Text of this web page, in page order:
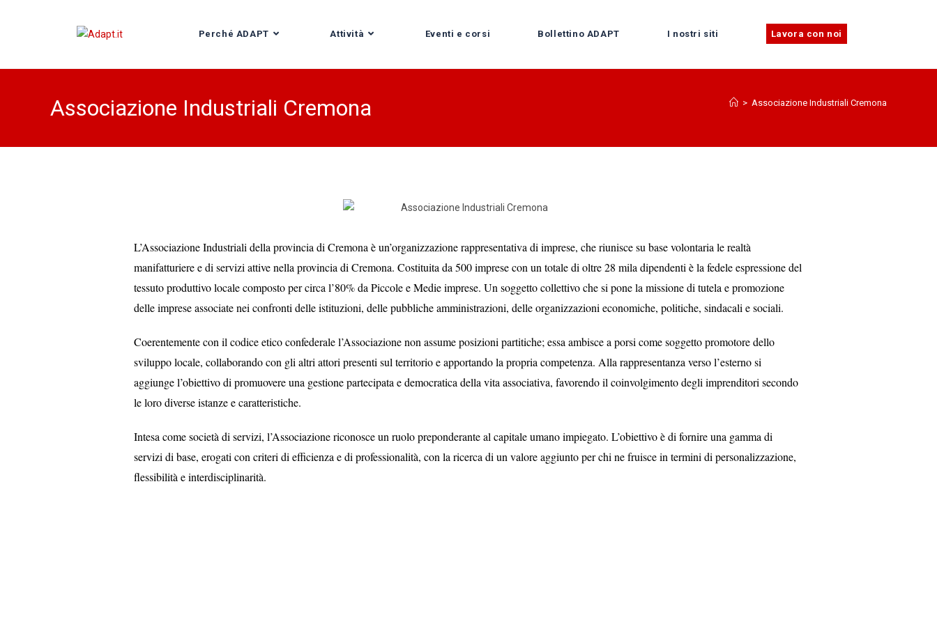
Perché ADAPT Attività Eventi e corsi Bollettino ADAPT I nostri siti Lavora con noi
Associazione Industriali Cremona > Associazione Industriali Cremona
L’Associazione Industriali della provincia di Cremona è un’organizzazione rappresentativa di imprese, che riunisce su base volontaria le realtà
manifatturiere e di servizi attive nella provincia di Cremona. Costituita da 500 imprese con un totale di oltre 28 mila dipendenti è la fedele espressione del
tessuto produttivo locale composto per circa l’80% da Piccole e Medie imprese. Un soggetto collettivo che si pone la missione di tutela e promozione
delle imprese associate nei confronti delle istituzioni, delle pubbliche amministrazioni, delle organizzazioni economiche, politiche, sindacali e sociali.
Coerentemente con il codice etico confederale l’Associazione non assume posizioni partitiche; essa ambisce a porsi come soggetto promotore dello
sviluppo locale, collaborando con gli altri attori presenti sul territorio e apportando la propria competenza. Alla rappresentanza verso l’esterno si
aggiunge l’obiettivo di promuovere una gestione partecipata e democratica della vita associativa, favorendo il coinvolgimento degli imprenditori secondo
le loro diverse istanze e caratteristiche.
Intesa come società di servizi, l’Associazione riconosce un ruolo preponderante al capitale umano impiegato. L’obiettivo è di fornire una gamma di
servizi di base, erogati con criteri di efficienza e di professionalità, con la ricerca di un valore aggiunto per chi ne fruisce in termini di personalizzazione,
flessibilità e interdisciplinarità.